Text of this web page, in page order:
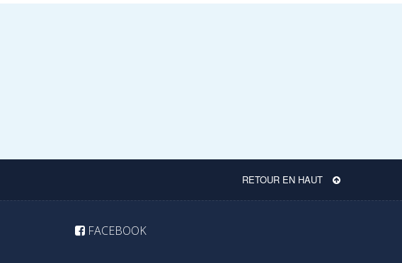
RETOUR EN HAUT
FACEBOOK